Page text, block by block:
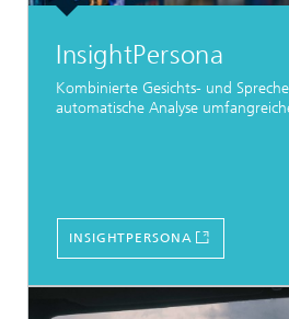
InsightPersona
Kombinierte Gesichts- und
automatische Analyse
INSIGHTPERSONA